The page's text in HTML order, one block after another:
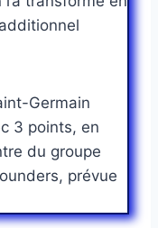
Germain
3 points, en
du groupe
prévue